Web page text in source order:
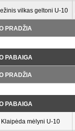
vilkas geltoni U-10
PRADŽIA
PABAIGA
PRADŽIA
PABAIGA
Klaipėda mėlyni U-10